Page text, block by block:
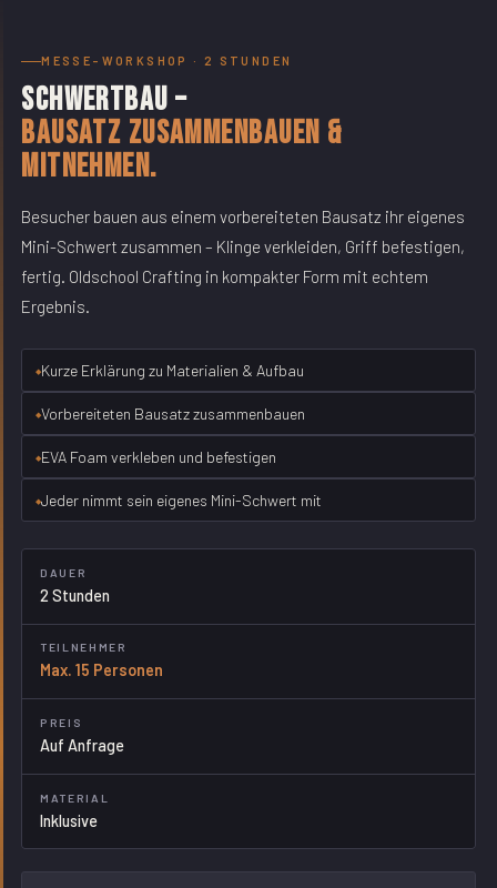
MESSE-WORKSHOP · 2 STUNDEN
Schwertbau –
Bausatz zusammenbauen &
mitnehmen.
Besucher bauen aus einem vorbereiteten Bausatz ihr eigenes
Mini-Schwert zusammen – Klinge verkleiden, Griff befestigen,
fertig. Oldschool Crafting in kompakter Form mit echtem
Ergebnis.
Kurze Erklärung zu Materialien & Aufbau
Vorbereiteten Bausatz zusammenbauen
EVA Foam verkleben und befestigen
Jeder nimmt sein eigenes Mini-Schwert mit
DAUER
2 Stunden
TEILNEHMER
Max. 15 Personen
PREIS
Auf Anfrage
MATERIAL
Inklusive